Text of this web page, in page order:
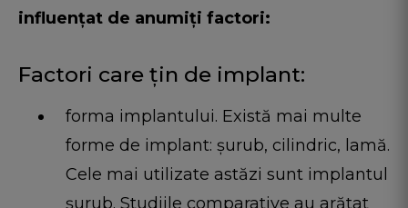
influențat de anumiți factori:
Factori care țin de implant:
forma implantului. Există mai multe
forme de implant: șurub, cilindric, lamă.
Cele mai utilizate astăzi sunt implantul
șurub. Studiile comparative au arătat